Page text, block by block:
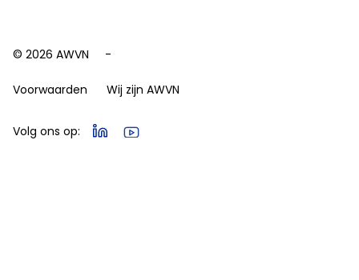
© 2026 AWVN
Voorwaarden Wij zijn AWVN
Volg ons op: